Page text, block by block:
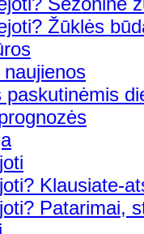
Žūklės
paskutinėmis
Klausiate-
Patarimai,